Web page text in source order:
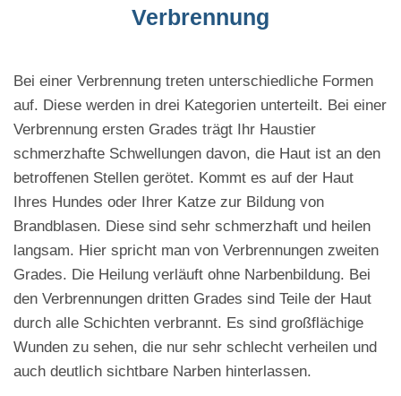
Verbrennung
Bei einer Verbrennung treten unterschiedliche Formen
auf. Diese werden in drei Kategorien unterteilt. Bei einer
Verbrennung ersten Grades trägt Ihr Haustier
schmerzhafte Schwellungen davon, die Haut ist an den
betroffenen Stellen gerötet. Kommt es auf der Haut
Ihres Hundes oder Ihrer Katze zur Bildung von
Brandblasen. Diese sind sehr schmerzhaft und heilen
langsam. Hier spricht man von Verbrennungen zweiten
Grades. Die Heilung verläuft ohne Narbenbildung. Bei
den Verbrennungen dritten Grades sind Teile der Haut
durch alle Schichten verbrannt. Es sind großflächige
Wunden zu sehen, die nur sehr schlecht verheilen und
auch deutlich sichtbare Narben hinterlassen.